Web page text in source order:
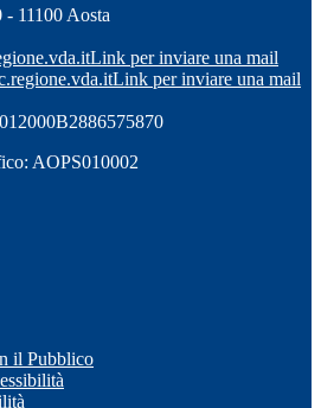
11100 Aosta
Link per inviare una mail
Link per inviare una mail
AOPS010002
il Pubblico